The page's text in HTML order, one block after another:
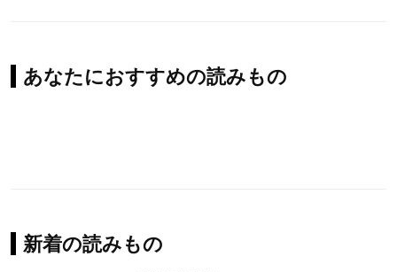
あなたにおすすめの読みもの
新着の読みもの